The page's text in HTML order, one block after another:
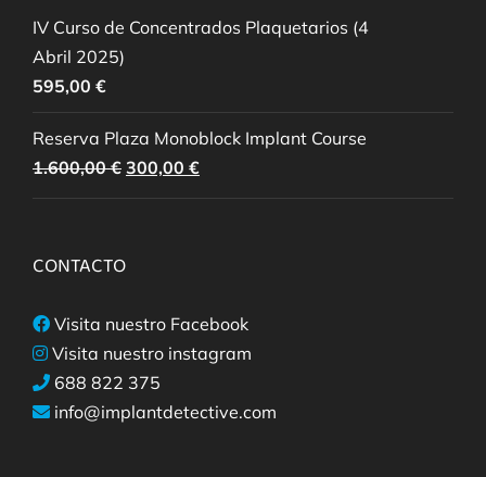
IV Curso de Concentrados Plaquetarios (4
Abril 2025)
595,00 €
Reserva Plaza Monoblock Implant Course
1.600,00€ El
precio
300,00 €El
precio
CONTACTO
Visita nuestro Facebook
Visita nuestro instagram
688 822 375
info@implantdetective.com